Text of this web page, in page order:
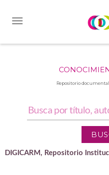
Repositorio
DIGICARM, Repositorio